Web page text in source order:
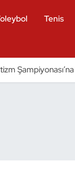
Tenis